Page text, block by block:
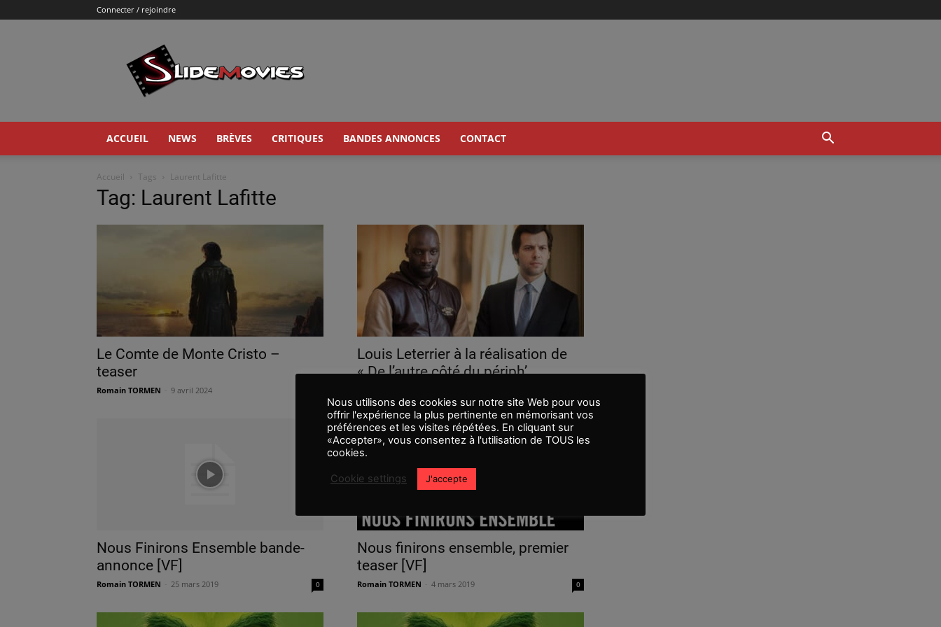
Connecter / rejoindre
ACCUEIL NEWS BRÈVES CRITIQUES BANDES ANNONCES CONTACT
Accueil Tags Laurent Lafitte
Tag: Laurent Lafitte
Le Comte de Monte Cristo –
teaser
Romain TORMEN 9 avril 2024
Louis Leterrier à la réalisation de
« De l’autre côté du périph’...
Nous Finirons Ensemble bande-
annonce [VF]
Romain TORMEN 25 mars 2019 0
Nous finirons ensemble, premier
teaser [VF]
Romain TORMEN 4 mars 2019 0
Nous utilisons des cookies sur notre site Web pour vous
offrir l'expérience la plus pertinente en mémorisant vos
préférences et les visites répétées. En cliquant sur
«Accepter», vous consentez à l'utilisation de TOUS les
cookies.
Cookie settings J'accepte